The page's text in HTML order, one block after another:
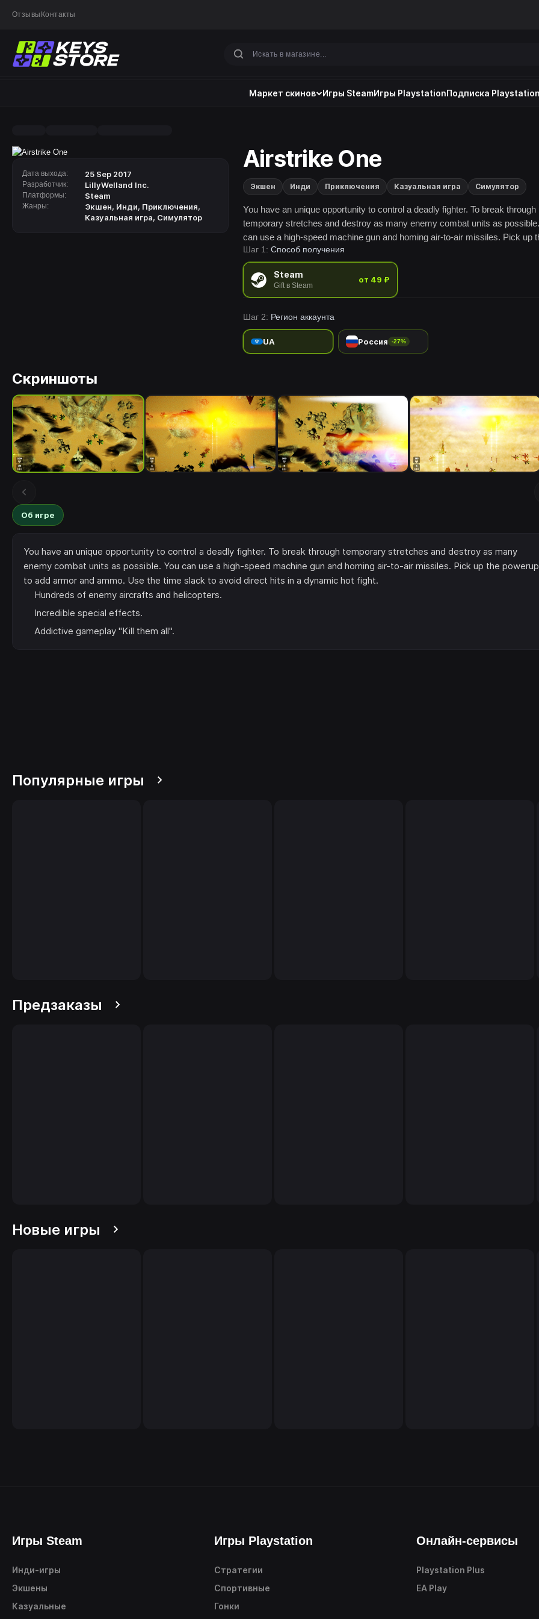
Отзывы Контакты
Маркет скинов Игры SteamИгры PlaystationПодписка
Дата выхода: 25 Sep 2017
Разработчик: LillyWelland Inc.
Платформы: Steam
Жанры: Экшен, Инди, Приключения,
Казуальная игра, Симулятор
Airstrike One
Экшен Инди Приключения Казуальная игра Симулятор
You have an unique opportunity to control a deadly fighter. To break through
temporary stretches and destroy as many enemy combat units as
can use a high-speed machine gun and homing air-to-air missiles. Pick up
powerups to add armor and ammo.
Шаг 1: Способ получения
Steam
Gift в Steam
от 49 ₽
Шаг 2: Регион аккаунта
UA Россия -27%
Скриншоты
Об игре
You have an unique opportunity to control a deadly fighter. To break through temporary stretches and destroy as many
enemy combat units as possible. You can use a high-speed machine gun and homing air-to-air missiles. Pick up the
to add armor and ammo. Use the time slack to avoid direct hits in a dynamic hot fight.
Hundreds of enemy aircrafts and helicopters.
Incredible special effects.
Addictive gameplay "Kill them all".
Популярные игры
Предзаказы
Новые игры
Игры Steam
Инди-игры
Экшены
Казуальные
Игры Playstation
Стратегии
Спортивные
Гонки
Онлайн-сервисы
Playstation Plus
EA Play